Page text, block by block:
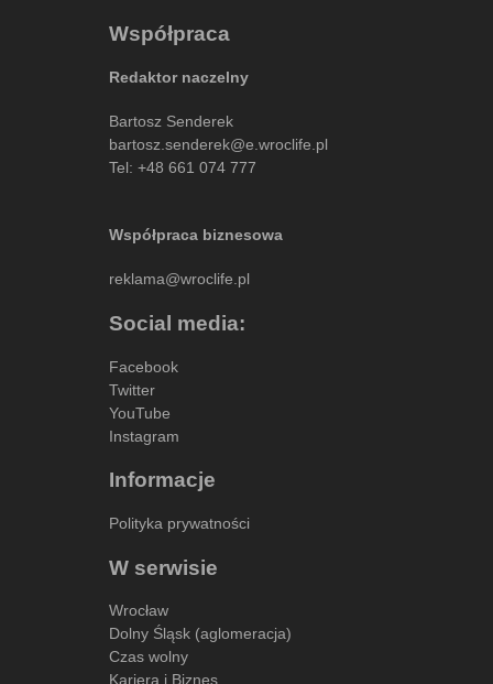
Współpraca
Redaktor naczelny
Bartosz Senderek
bartosz.senderek@e.wroclife.pl
Tel: +48 661 074 777
Współpraca biznesowa
reklama@wroclife.pl
Social media:
Facebook
Twitter
YouTube
Instagram
Informacje
Polityka prywatności
W serwisie
Wrocław
Dolny Śląsk (aglomeracja)
Czas wolny
Kariera i Biznes